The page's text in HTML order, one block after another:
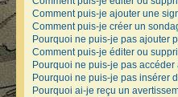
Comment puis-je ajouter une
Comment puis-je créer un
Pourquoi ne puis-je pas ajouter
Comment puis-je éditer ou
Pourquoi ne puis-je pas accéder
Pourquoi ne puis-je pas insérer
Pourquoi ai-je reçu un